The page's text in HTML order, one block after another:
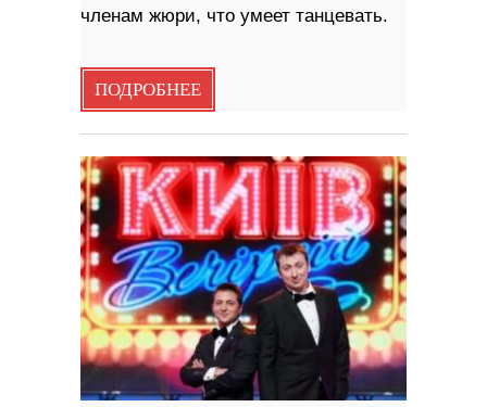
членам жюри, что умеет танцевать.
ПОДРОБНЕЕ